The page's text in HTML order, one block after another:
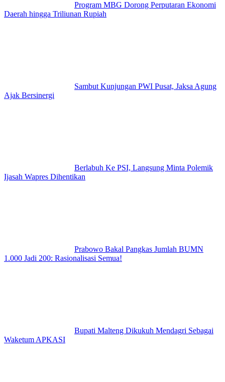
Program MBG Dorong Perputaran Ekonomi
Daerah hingga Triliunan Rupiah
Sambut Kunjungan PWI Pusat, Jaksa Agung
Ajak Bersinergi
Berlabuh Ke PSI, Langsung Minta Polemik
Ijasah Wapres Dihentikan
Prabowo Bakal Pangkas Jumlah BUMN
1.000 Jadi 200: Rasionalisasi Semua!
Bupati Malteng Dikukuh Mendagri Sebagai
Waketum APKASI